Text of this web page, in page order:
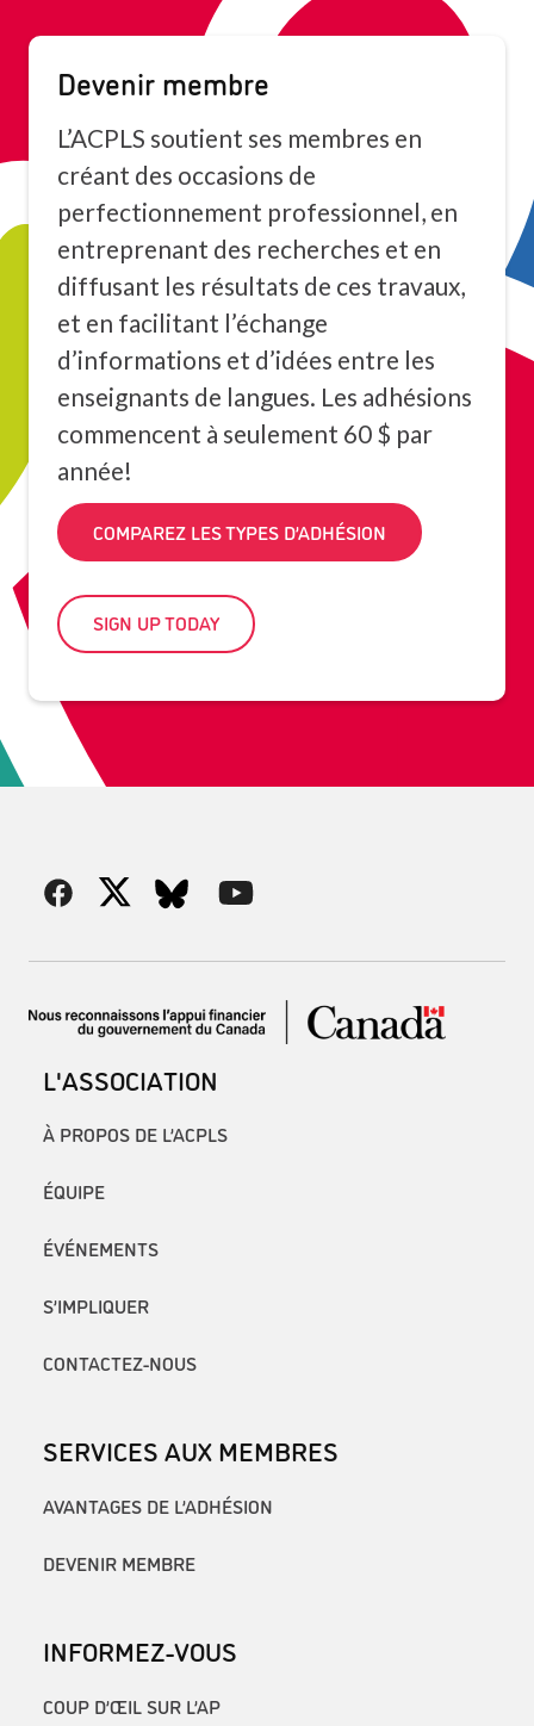
Devenir membre
L’ACPLS soutient ses membres en
créant des occasions de
perfectionnement professionnel, en
entreprenant des recherches et en
diffusant les résultats de ces travaux,
et en facilitant l’échange
d’informations et d’idées entre les
enseignants de langues. Les adhésions
commencent à seulement 60 $ par
année!
COMPAREZ LES TYPES D’ADHÉSION
SIGN UP TODAY
L'ASSOCIATION
À PROPOS DE L’ACPLS
ÉQUIPE
ÉVÉNEMENTS
S’IMPLIQUER
CONTACTEZ-NOUS
SERVICES AUX MEMBRES
AVANTAGES DE L’ADHÉSION
DEVENIR MEMBRE
INFORMEZ-VOUS
COUP D’ŒIL SUR L’AP